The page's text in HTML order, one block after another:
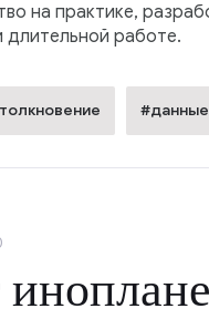
на практике,
длительной работе.
#данные